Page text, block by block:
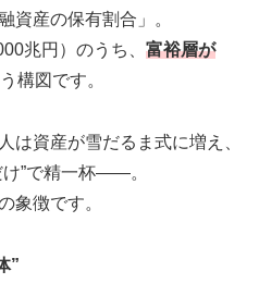
資産の保有割合」。
兆円）のうち、 富裕層が
構図です。
は資産が雪だるま式に増え、
け”で精一杯――。
象徴です。
”